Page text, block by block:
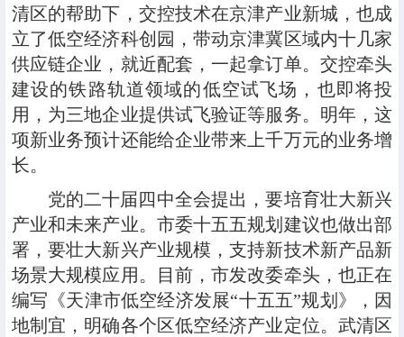
清区的帮助下，交控技术在京津产业新城，也成
立了低空经济科创园，带动京津冀区域内十几家
供应链企业，就近配套，一起拿订单。交控牵头
建设的铁路轨道领域的低空试飞场，也即将投
用，为三地企业提供试飞验证等服务。明年，这
项新业务预计还能给企业带来上千万元的业务增
长。
党的二十届四中全会提出，要培育壮大新兴
产业和未来产业。市委十五五规划建议也做出部
署，要壮大新兴产业规模，支持新技术新产品新
场景大规模应用。目前，市发改委牵头，也正在
编写《天津市低空经济发展“十五五”规划》，因
地制宜，明确各个区低空经济产业定位。武清区